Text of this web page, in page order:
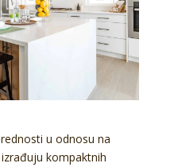
u odnosu na
kompaktnih